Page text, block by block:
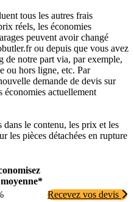
tous les autres frais
réels, les économies
peuvent avoir changé
ou depuis que vous avez
de notre part via, par exemple,
ou hors ligne, etc. Par
demande de devis sur
actuellement
dans le contenu, les prix et les
les pièces détachées en rupture
Recevez vos devis